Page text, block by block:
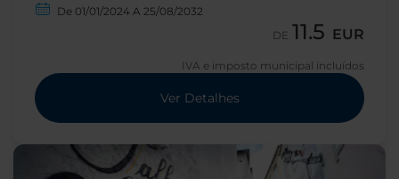
De 01/01/2024 A 25/08/2032
DE 11.5 EUR
IVA e imposto municipal incluídos
Ver Detalhes